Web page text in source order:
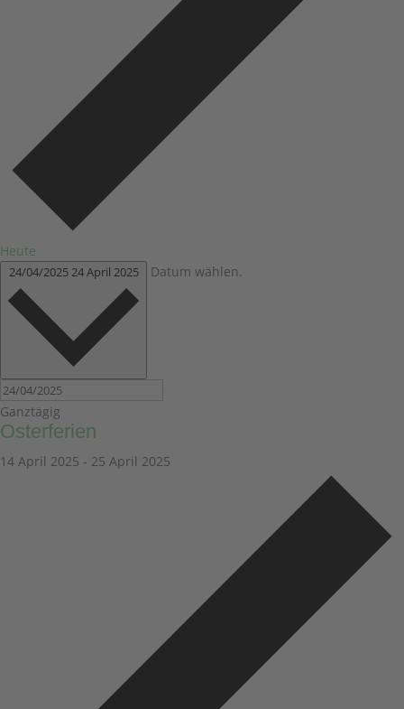
Heute
24/04/202524 April 2025 Datum wählen.
Ganztägig
Osterferien
14 April 2025 - 25 April 2025